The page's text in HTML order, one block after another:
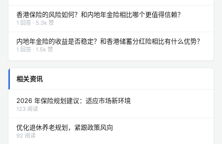
香港保险的风险如何？和内地年金险相比哪个更值得信赖？
1 回答 · 5.3k 赞
内地年金险的收益是否稳定？和香港储蓄分红险相比有什么优势？
1 回答 · 1.5k 赞
相关资讯
2026 年保险规划建议：适应市场新环境
123 阅读
优化退休养老规划，紧跟政策风向
92 阅读